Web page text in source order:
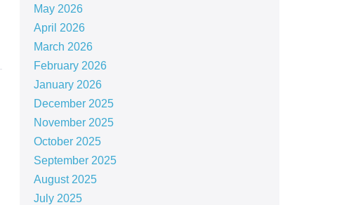
May 2026
April 2026
March 2026
February 2026
January 2026
December 2025
November 2025
October 2025
September 2025
August 2025
July 2025